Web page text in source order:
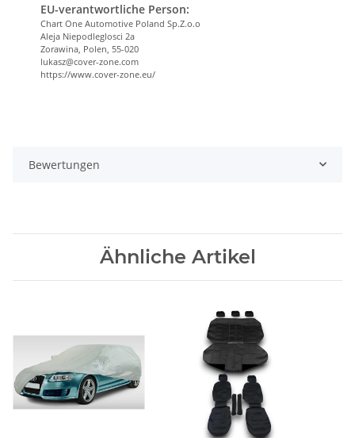
EU-verantwortliche Person:
Chart One Automotive Poland Sp.Z.o.o
Aleja Niepodleglosci 2a
Zorawina, Polen, 55-020
lukasz@cover-zone.com
https://www.cover-zone.eu/
Bewertungen
Ähnliche Artikel